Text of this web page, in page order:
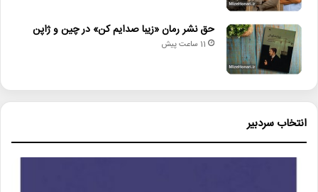
حق نشر رمان «زیبا صدایم کن» در چین و ژاپن
11 ساعت پیش
انتخاب سردبیر